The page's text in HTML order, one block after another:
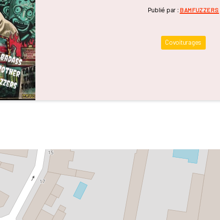
Publié par : BAMFUZZERS
Covoiturages